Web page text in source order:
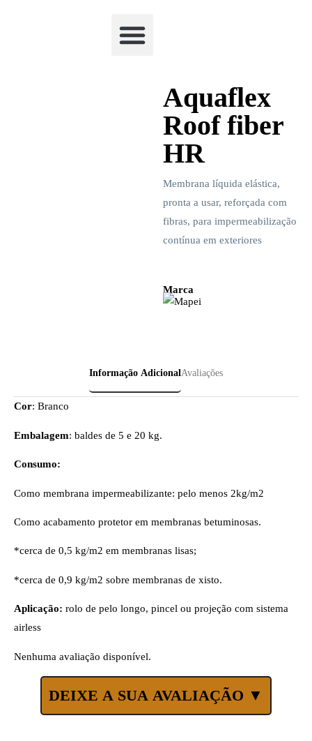
Aquaflex
Roof fiber
HR
Membrana líquida elástica,
pronta a usar, reforçada com
fibras, para impermeabilização
contínua em exteriores
Marca
Informação AdicionalAvaliações
Cor: Branco
Embalagem: baldes de 5 e 20 kg.
Consumo:
Como membrana impermeabilizante: pelo menos 2kg/m2
Como acabamento protetor em membranas betuminosas.
*cerca de 0,5 kg/m2 em membranas lisas;
*cerca de 0,9 kg/m2 sobre membranas de xisto.
Aplicação: rolo de pelo longo, pincel ou projeção com sistema
airless
Nenhuma avaliação disponível.
DEIXE A SUA AVALIAÇÃO ▼